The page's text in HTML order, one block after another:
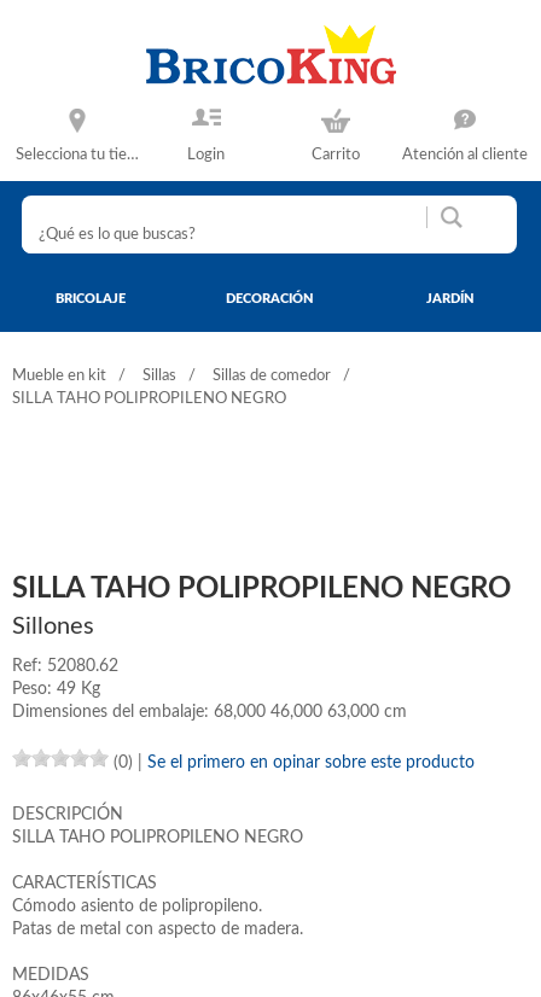
Selecciona tu tienda Login Carrito Atención al cliente
BRICOLAJE DECORACIÓN JARDÍN
Mueble en kit Sillas
Sillas de comedor
SILLA TAHO POLIPROPILENO NEGRO
SILLA TAHO POLIPROPILENO NEGRO
Sillones
Ref: 52080.62
Peso: 49 Kg
Dimensiones del embalaje: 68,000 46,000 63,000 cm
(0) Se el primero en opinar sobre este producto
DESCRIPCIÓN
SILLA TAHO POLIPROPILENO NEGRO
CARACTERÍSTICAS
Cómodo asiento de polipropileno.
Patas de metal con aspecto de madera.
MEDIDAS